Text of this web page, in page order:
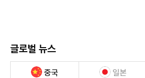
글로벌 뉴스
중국 일본